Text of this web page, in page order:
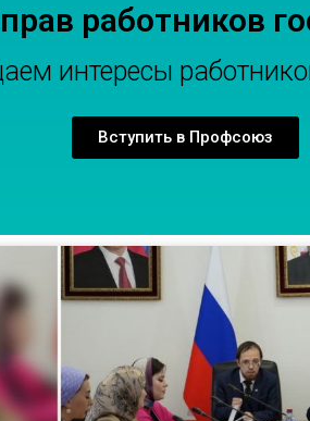
работников
интересы
Вступить в Профсоюз